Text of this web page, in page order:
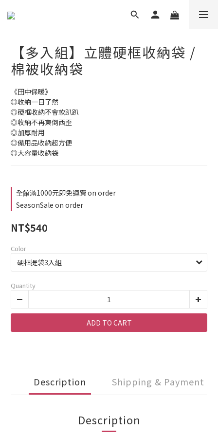
【多入組】立體硬框收納袋 /
棉被收納袋
《田中保暖》
◎收納一目了然
◎硬框收納不會軟趴趴
◎收納不再東倒西歪
◎加厚耐用
◎備用品收納超方便
◎大容量收納袋
全館滿1000元即免運費 on order
SeasonSale on order
NT$540
Color
Quantity
ADD TO CART
Description Shipping & Payment
Description